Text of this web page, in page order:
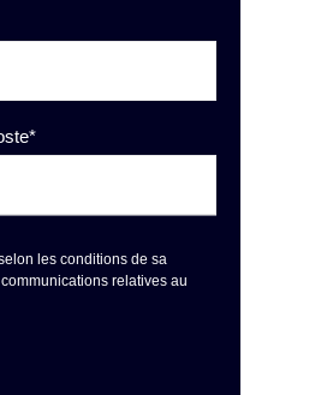
*
les conditions de sa
relatives au